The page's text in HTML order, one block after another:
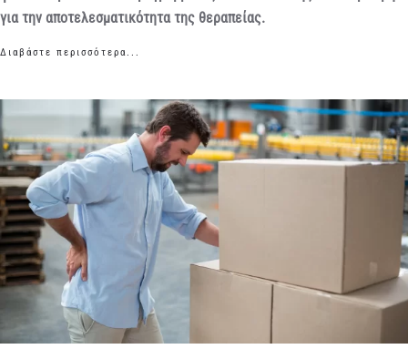
για την αποτελεσματικότητα της θεραπείας.
Διαβάστε περισσότερα...